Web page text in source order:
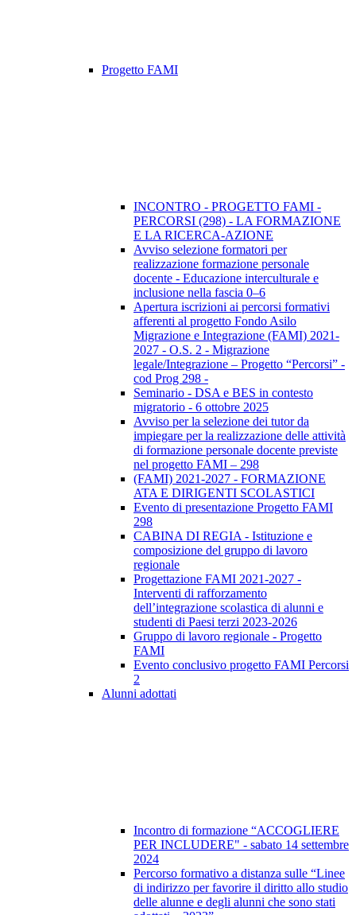
Progetto FAMI
INCONTRO - PROGETTO FAMI -
PERCORSI (298) - LA FORMAZIONE
E LA RICERCA-AZIONE
Avviso selezione formatori per
realizzazione formazione personale
docente - Educazione interculturale e
inclusione nella fascia 0–6
Apertura iscrizioni ai percorsi formativi
afferenti al progetto Fondo Asilo
Migrazione e Integrazione (FAMI) 2021-
2027 - O.S. 2 - Migrazione
legale/Integrazione – Progetto “Percorsi” -
cod Prog 298 -
Seminario - DSA e BES in contesto
migratorio - 6 ottobre 2025
Avviso per la selezione dei tutor da
impiegare per la realizzazione delle attività
di formazione personale docente previste
nel progetto FAMI – 298
(FAMI) 2021-2027 - FORMAZIONE
ATA E DIRIGENTI SCOLASTICI
Evento di presentazione Progetto FAMI
298
CABINA DI REGIA - Istituzione e
composizione del gruppo di lavoro
regionale
Progettazione FAMI 2021-2027 -
Interventi di rafforzamento
dell’integrazione scolastica di alunni e
studenti di Paesi terzi 2023-2026
Gruppo di lavoro regionale - Progetto
FAMI
Evento conclusivo progetto FAMI Percorsi
2
Alunni adottati
Incontro di formazione “ACCOGLIERE
PER INCLUDERE" - sabato 14 settembre
2024
Percorso formativo a distanza sulle “Linee
di indirizzo per favorire il diritto allo studio
delle alunne e degli alunni che sono stati